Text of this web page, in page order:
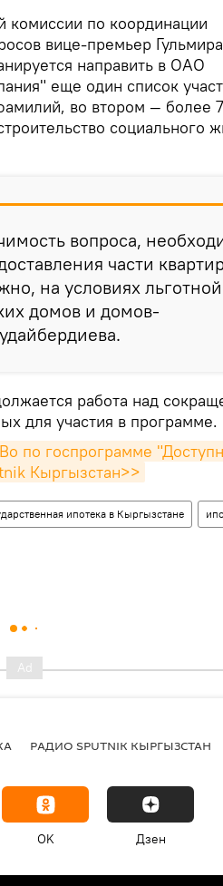
комиссии по координации
вице-премьер Гульмира
направить в ОАО
еще один список
во втором — более
социального
вопроса,
части квартир
на условиях льготной
домов и домов-
работа над
для участия в программе.
по госпрограмме
Кыргызстан>>
ипотека в Кыргызстане
РАДИО SPUTNIK КЫРГЫЗСТАН
OK Дзен